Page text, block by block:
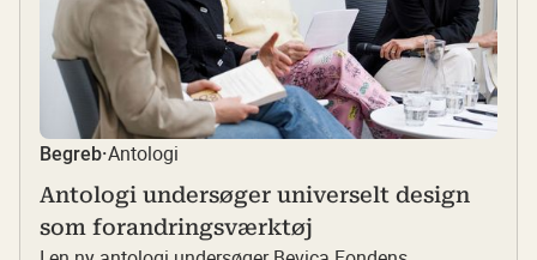
Begreb·Antologi
Antologi undersøger universelt design
som forandringsværktøj